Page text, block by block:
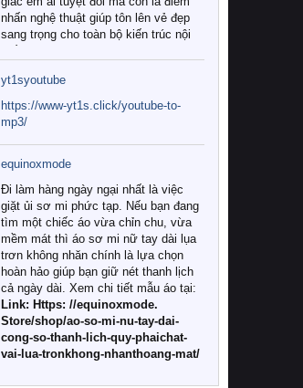
nhấn nghệ thuật giúp tôn lên vẻ đẹp
sang trọng cho toàn bộ kiến trúc nội
Tuy nhiên, giữa thị trường đa dạng
với vô vàn thương hiệu và mẫu mã
như hiện nay, làm thế nào để chọn
được những bộ chăn ga gối đệm cao
cấp thực sự chất lượng, phù hợp với
khí hậu và nhu cầu sử dụng của gia
đình? Hãy cùng chúng tôi đi tìm lời
giải đáp chi tiết qua bài viết dưới đây.
1. Tại sao các gia đình hiện đại lại ưa
chuộng chăn ga gối đệm cao cấp?
Khác với các dòng sản phẩm thông
thường, những bộ chăn ga gối đệm
cao cấp trải qua quy trình sản xuất
nghiêm ngặt từ khâu chọn lọc nguyên
liệu tự nhiên đến công nghệ dệt
nhuộm hiện đại không chứa hóa chất
yt1syoutube
https://www-yt1s.click/youtube-to-
mp3/
equinoxmode
Đi làm hàng ngày ngại nhất là việc
giặt ủi sơ mi phức tạp. Nếu bạn đang
tìm một chiếc áo vừa chỉn chu, vừa
mềm mát thì áo sơ mi nữ tay dài lụa
trơn không nhăn chính là lựa chọn
hoàn hảo giúp bạn giữ nét thanh lịch
cả ngày dài. Xem chi tiết mẫu áo tại:
Link: Https: //equinoxmode.
Store/shop/ao-so-mi-nu-tay-dai-
cong-so-thanh-lich-quy-phaichat-
vai-lua-tronkhong-nhanthoang-mat/